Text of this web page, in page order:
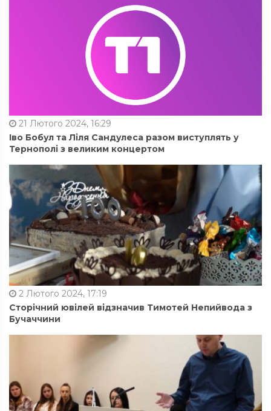
21 Лютого 2024, 16:29
Іво Бобул та Ліля Сандулеса разом виступлять у
Тернополі з великим концертом
2 Лютого 2024, 17:19
Сторічний ювілей відзначив Тимотей Непийвода з
Бучаччини